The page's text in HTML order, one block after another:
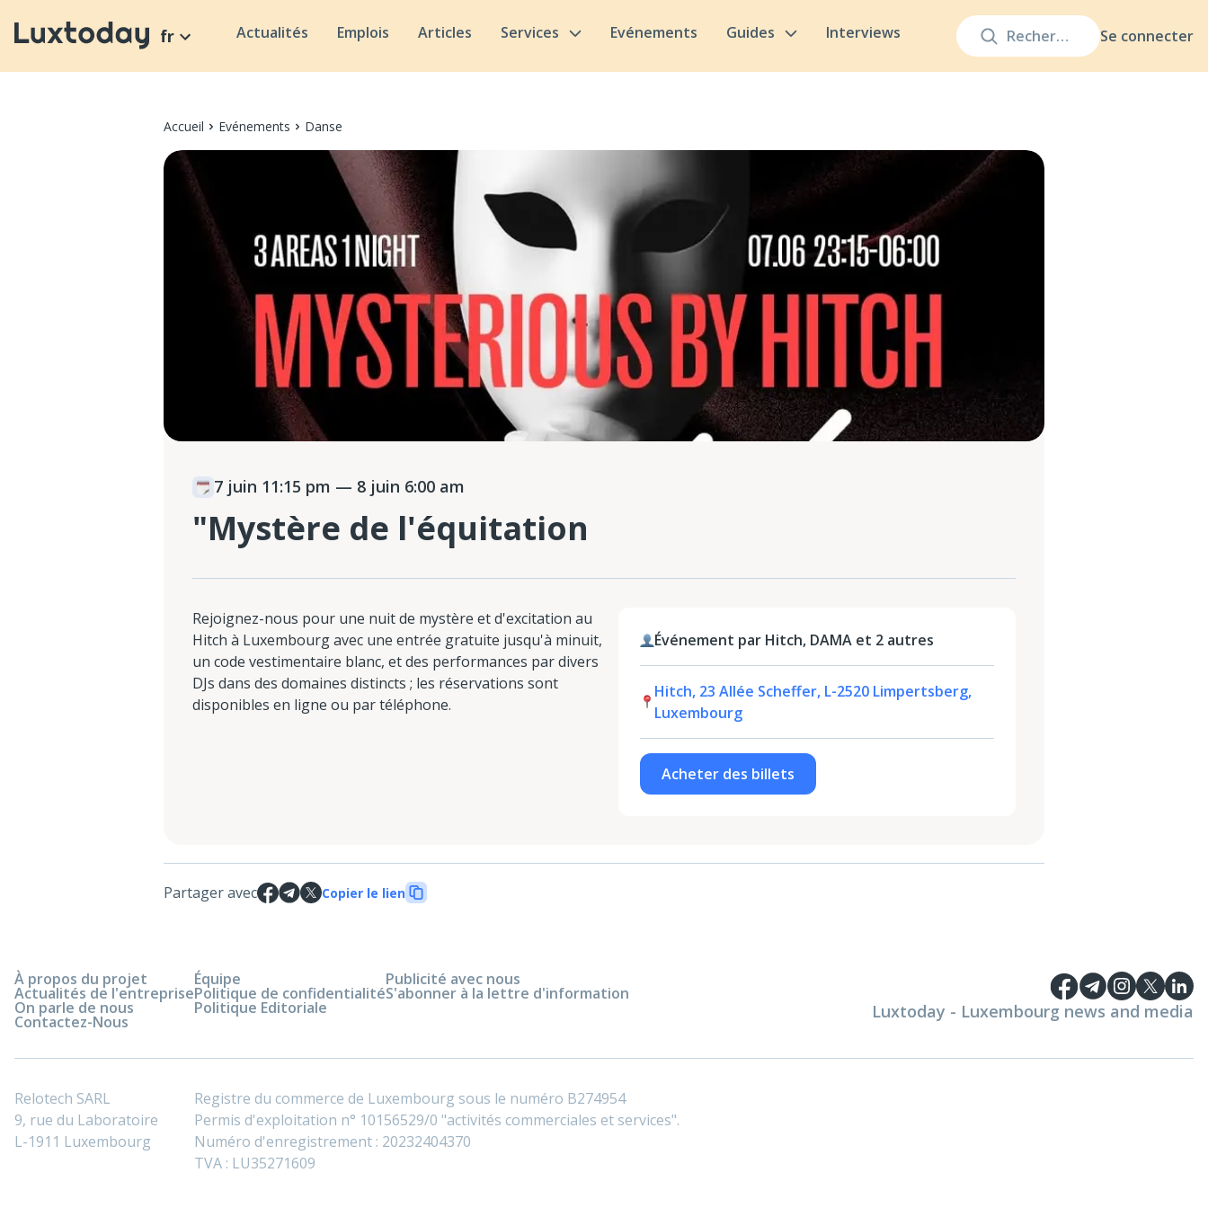
Se connecter
fr Actualités Emplois Articles Services Evénements Guides Interviews
Accueil Evénements Danse
7 juin 11:15 pm — 8 juin 6:00 am
"Mystère de l'équitation
Rejoignez-nous pour une nuit de mystère et d'excitation au
Hitch à Luxembourg avec une entrée gratuite jusqu'à minuit,
un code vestimentaire blanc, et des performances par divers
DJs dans des domaines distincts ; les réservations sont
disponibles en ligne ou par téléphone.
Événement par Hitch, DAMA et 2 autres
Hitch, 23 Allée Scheffer, L-2520 Limpertsberg,
Luxembourg
Acheter des billets
Partager avec Copier le lien
À propos du projet
Actualités de l'entreprise
On parle de nous
Contactez-Nous
Équipe
Politique de confidentialité
Politique Editoriale
Publicité avec nous
S'abonner à la lettre d'information
Luxtoday - Luxembourg news and media
Relotech SARL
9, rue du Laboratoire
L-1911 Luxembourg
Registre du commerce de Luxembourg sous le numéro B274954
Permis d'exploitation n° 10156529/0 "activités commerciales et services".
Numéro d'enregistrement : 20232404370
TVA : LU35271609